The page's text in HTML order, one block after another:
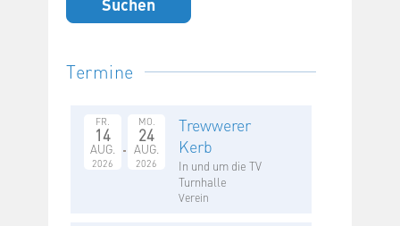
Termine
FR.
14
AUG.
2026
MO.
24
AUG.
2026
Trewwerer
Kerb
In und um die TV
Turnhalle
Verein